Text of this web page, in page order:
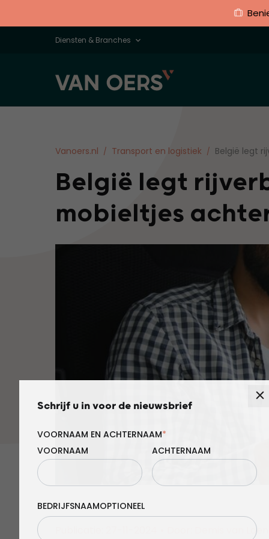
Diensten & Branches
Vanoers.nl Transport en logistiek België legt
België legt
mobieltjes
Door: Demis van
Schrijf u in voor de nieuwsbrief
VOORNAAM EN ACHTERNAAM*
VOORNAAM
ACHTERNAAM
BEDRIJFSNAAM